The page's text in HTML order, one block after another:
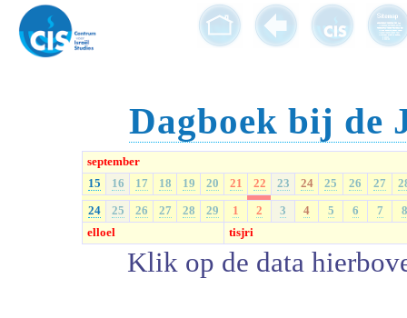
Dagboek bij de
september
15
16 17 18 19 20 21 22 23 24 25 26 27
24 25 26 27 28 29 1 2 3 4 5 6 7
8
elloel
tisjri
Klik op de data